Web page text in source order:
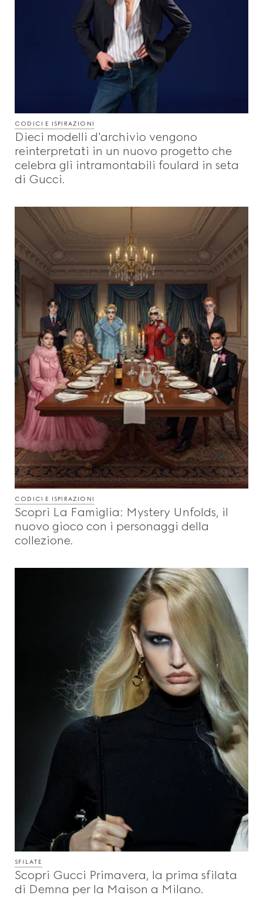
CODICI E ISPIRAZIONI
Dieci modelli d'archivio vengono
reinterpretati in un nuovo progetto che
celebra gli intramontabili foulard in seta
di Gucci.
CODICI E ISPIRAZIONI
Scopri La Famiglia: Mystery Unfolds, il
nuovo gioco con i personaggi della
collezione.
SFILATE
Scopri Gucci Primavera, la prima sfilata
di Demna per la Maison a Milano.